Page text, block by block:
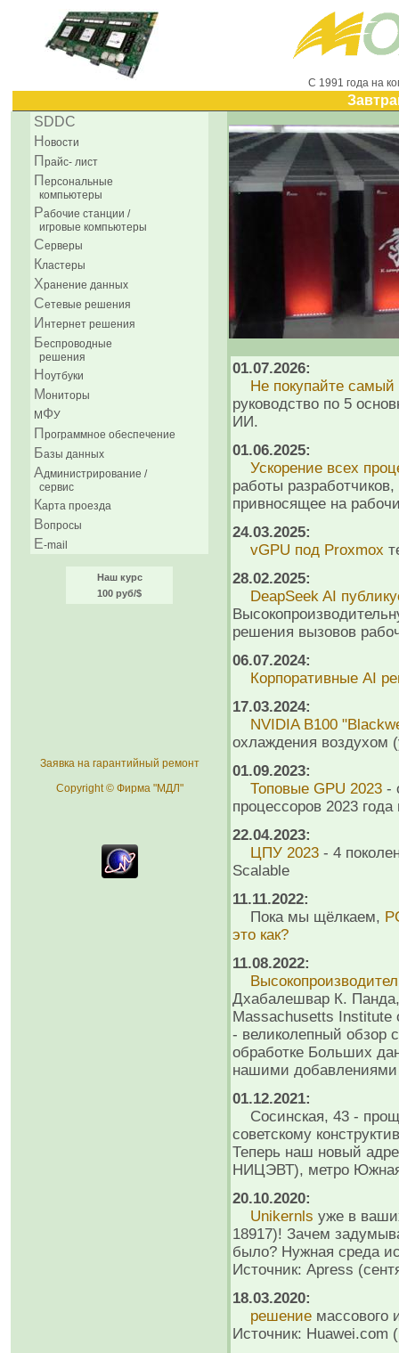
С 1991 года на
SDDC
Н овости
П райс- лист
П ерсональные
компьютеры
Рабочие станции /
игровые компьютеры
Серверы
Кластеры
Хранение данных
Сетевые решения
И нтернет решения
Беспроводные
решения
H оутбуки
Мониторы
М ФУ
П рограммное обеспечение
Базы данных
Администрирование /
сервис
Карта проезда
Вопросы
E-mail
Наш курс
100 руб/$
Заявка на гарантийный ремонт
Copyright © Фирма "МДЛ"
01.07.2026:
Не покупайте самый
руководство по 5
ИИ.
01.06.2025:
Ускорение всех
работы
привносящее на
24.03.2025:
vGPU под Proxmox
28.02.2025:
DeapSeek AI
решения вызовов
06.07.2024:
Корпоративные AI
17.03.2024:
NVIDIA B100
охлаждения воздухом
01.09.2023:
Топовые GPU 2023 -
процессоров 2023
22.04.2023:
ЦПУ 2023 - 4
Scalable
11.11.2022:
Пока мы щёлкаем,
это как?
11.08.2022:
Дхабалешвар К.
Massachusetts Institute
- великолепный обзор
обработке Больших
нашими
01.12.2021:
Сосинская, 43 -
советскому
Теперь наш новый
НИЦЭВТ), метро
20.10.2020:
Unikernls уже в
18917)! Зачем
было? Нужная среда
Источник: Apress
18.03.2020:
решение массового
Источник: Huawei.com